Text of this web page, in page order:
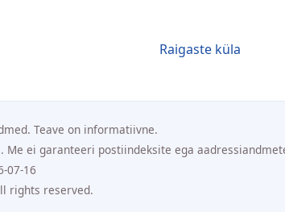
Raigaste küla
Teave on informatiivne.
Me ei garanteeri postiindeksite ega
07-16
rights reserved.